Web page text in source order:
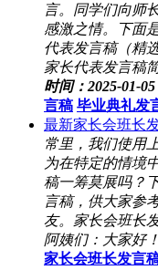
言。同学们向师
感激之情。下面
代表发言稿（精
家长代表发言稿
时间：2025-01-05
言稿 毕业典礼发
最新家长会班长
常里，我们使用
为在特定的情境
稿一筹莫展吗？
言稿，供大家参
友。家长会班长
阿姨们：大家好
家长会班长发言